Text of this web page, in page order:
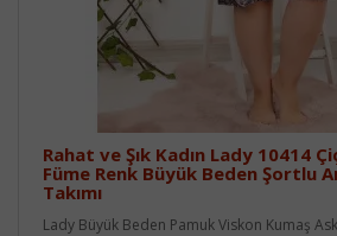
Rahat ve Şık Kadın Lady 10414
Füme Renk Büyük Beden Şortlu
Takımı
Lady Büyük Beden Pamuk Viskon Kumaş